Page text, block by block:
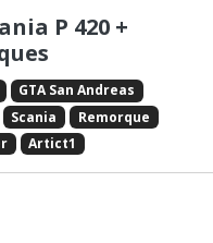
P 420 +
GTA San Andreas
Scania
Remorque
Artict1